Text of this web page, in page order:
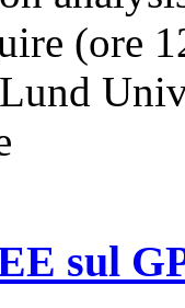
(ore
Lund
sul